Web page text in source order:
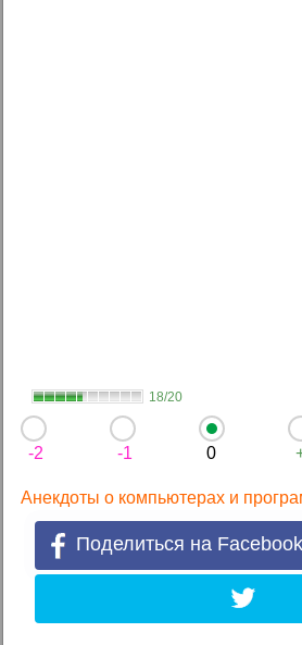
18/20
-2 -1 0
Анекдоты о компьютерах и
Поделиться на Facebook